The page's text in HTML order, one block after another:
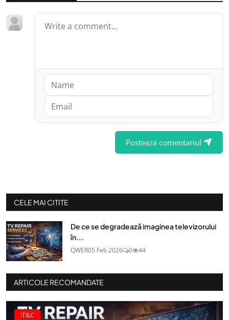
Posteaza comentariul
CELE MAI CITITE
De ce se degradează imaginea televizorului
în...
QWER05 Feb 2026 0 44
ARTICOLE RECOMANDATE
IT&C